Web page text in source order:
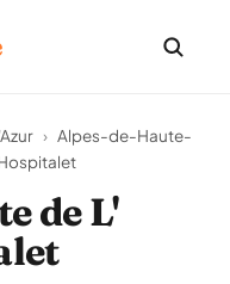
› Alpes-de-Haute-
de L'